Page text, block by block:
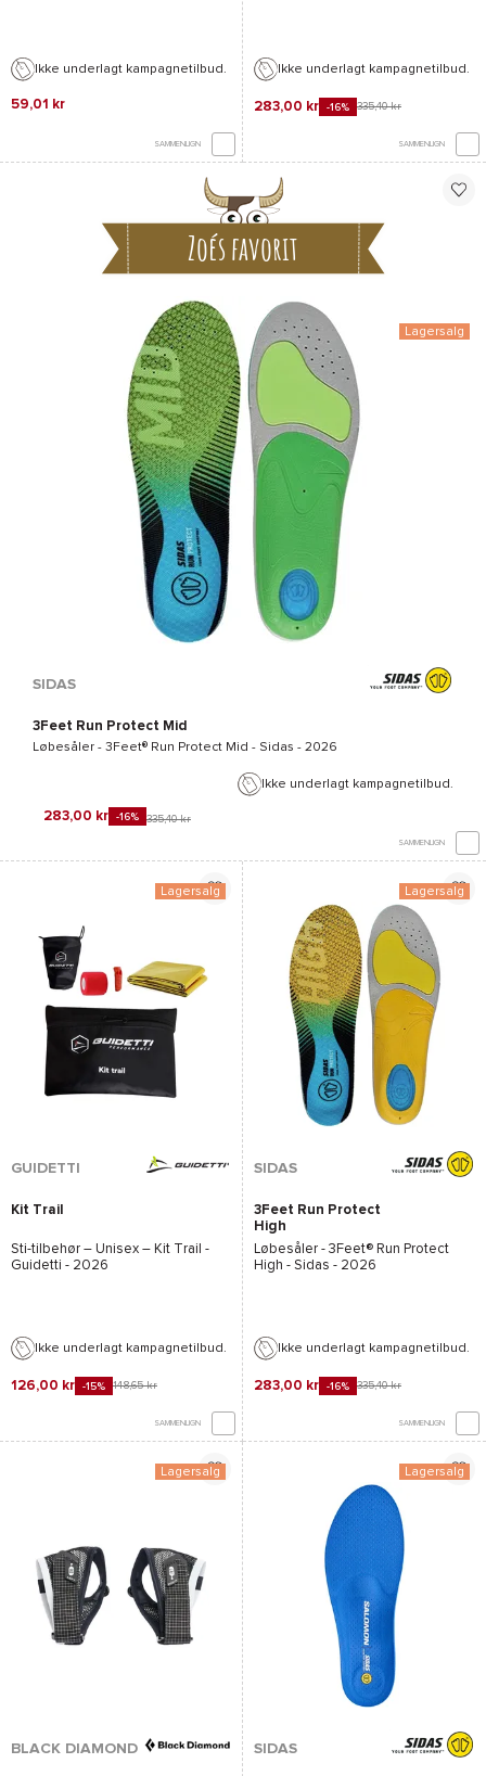
Ikke underlagt kampagnetilbud.
59,01 kr
SAMMENLIGN
Ikke underlagt kampagnetilbud.
283,00 kr -16% 335,40 kr
SAMMENLIGN
Zoés favorit
Lagersalg
SIDAS
3Feet Run Protect Mid
Løbesåler - 3Feet® Run Protect Mid - Sidas - 2026
Ikke underlagt kampagnetilbud.
283,00 kr -16% 335,40 kr
SAMMENLIGN
Lagersalg
GUIDETTI
Kit Trail
Sti-tilbehør – Unisex – Kit Trail -
Guidetti - 2026
Ikke underlagt kampagnetilbud.
126,00 kr -15% 148,65 kr
SAMMENLIGN
Lagersalg
SIDAS
3Feet Run Protect
High
Løbesåler - 3Feet® Run Protect
High - Sidas - 2026
Ikke underlagt kampagnetilbud.
283,00 kr -16% 335,40 kr
SAMMENLIGN
Lagersalg
BLACK DIAMOND
Lagersalg
SIDAS